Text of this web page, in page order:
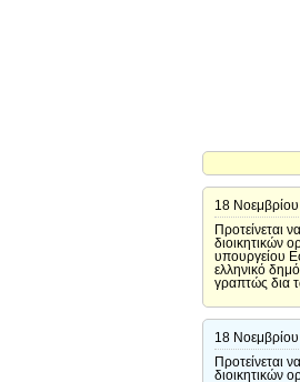
18
Προτείνεται
διοικητικών
υπουργείου
ελληνικό
γραπτώς δια
18
Προτείνεται
διοικητικών